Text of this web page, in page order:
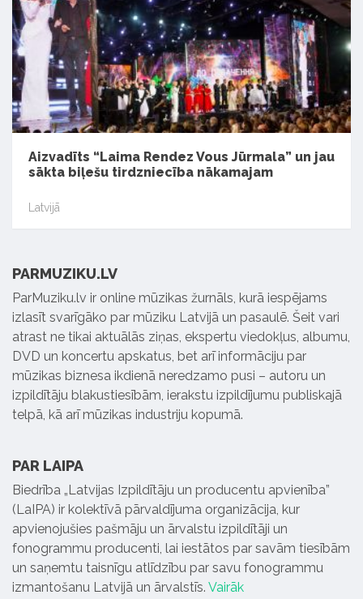
Aizvadīts “Laima Rendez Vous Jūrmala” un jau
sākta biļešu tirdzniecība nākamajam
Latvijā
PARMUZIKU.LV
ParMuziku.lv ir online mūzikas žurnāls, kurā iespējams
izlasīt svarīgāko par mūziku Latvijā un pasaulē. Šeit vari
atrast ne tikai aktuālās ziņas, ekspertu viedokļus, albumu,
DVD un koncertu apskatus, bet arī informāciju par
mūzikas biznesa ikdienā neredzamo pusi – autoru un
izpildītāju blakustiesībām, ierakstu izpildījumu publiskajā
telpā, kā arī mūzikas industriju kopumā.
PAR LAIPA
Biedrība „Latvijas Izpildītāju un producentu apvienība”
(LaIPA) ir kolektīvā pārvaldījuma organizācija, kur
apvienojušies pašmāju un ārvalstu izpildītāji un
fonogrammu producenti, lai iestātos par savām tiesībām
un saņemtu taisnīgu atlīdzību par savu fonogrammu
izmantošanu Latvijā un ārvalstīs. Vairāk